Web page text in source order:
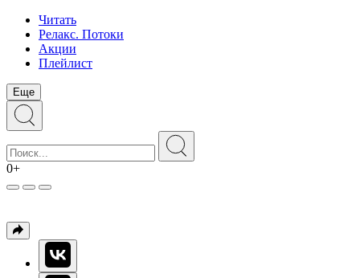
Читать
Релакс. Потоки
Акции
Плейлист
Еще
0+